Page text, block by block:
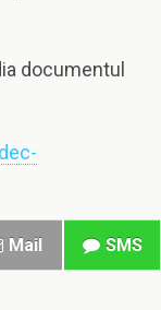
documentul
Mail SMS